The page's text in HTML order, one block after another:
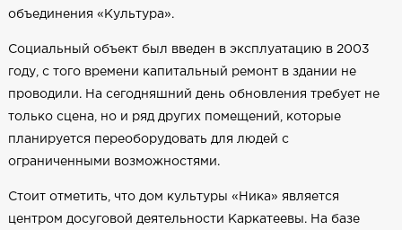
объединения «Культура».
Социальный объект был введен в эксплуатацию в 2003
году, с того времени капитальный ремонт в здании не
проводили. На сегодняшний день обновления требует не
только сцена, но и ряд других помещений, которые
планируется переоборудовать для людей с
ограниченными возможностями.
Стоит отметить, что дом культуры «Ника» является
центром досуговой деятельности Каркатеевы. На базе